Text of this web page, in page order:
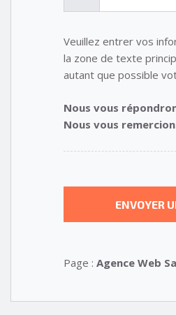
Veuillez entrer vos
la zone de texte
autant que possible
Nous vous
Nous vous
Page : Agence Web